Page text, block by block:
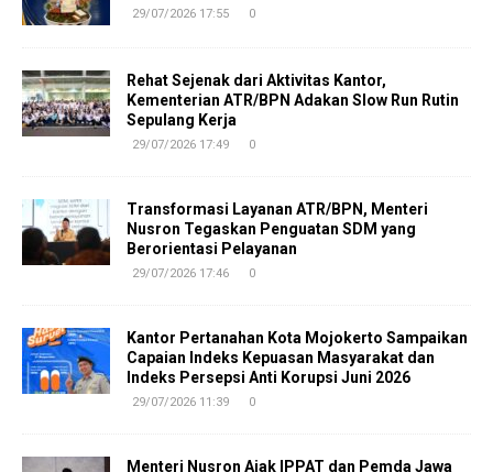
29/07/2026 17:55 0
Rehat Sejenak dari Aktivitas Kantor,
Kementerian ATR/BPN Adakan Slow Run Rutin
Sepulang Kerja
29/07/2026 17:49 0
Transformasi Layanan ATR/BPN, Menteri
Nusron Tegaskan Penguatan SDM yang
Berorientasi Pelayanan
29/07/2026 17:46 0
Kantor Pertanahan Kota Mojokerto Sampaikan
Capaian Indeks Kepuasan Masyarakat dan
Indeks Persepsi Anti Korupsi Juni 2026
29/07/2026 11:39 0
Menteri Nusron Ajak IPPAT dan Pemda Jawa